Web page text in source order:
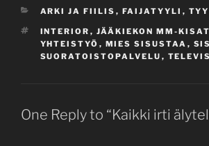
CATEGORIES
ARKI JA FIILIS , FAIJATYYLI ,
TAGS
INTERIOR , JÄÄKIEKON MM-KISAT
YHTEISTYÖ , MIES SISUSTAA ,
SUORATOISTOPALVELU ,
One Reply to “Kaikki irti